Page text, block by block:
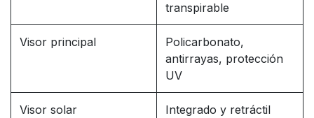
transpirable
Visor principal
Policarbonato,
antirrayas, protección
UV
Visor solar Integrado y retráctil